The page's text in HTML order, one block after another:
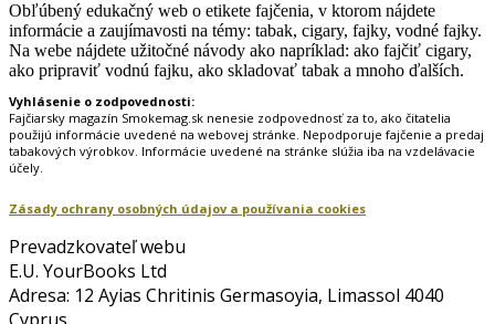
Obľúbený edukačný web o etikete fajčenia, v ktorom nájdete
informácie a zaujímavosti na témy: tabak, cigary, fajky, vodné fajky.
Na webe nájdete užitočné návody ako napríklad: ako fajčiť cigary,
ako pripraviť vodnú fajku, ako skladovať tabak a mnoho ďalších.
Vyhlásenie o zodpovednosti:
Fajčiarsky magazín Smokemag.sk nenesie zodpovednosť za to, ako čitatelia
použijú informácie uvedené na webovej stránke. Nepodporuje fajčenie a predaj
tabakových výrobkov. Informácie uvedené na stránke slúžia iba na vzdelávacie
účely.
Zásady ochrany osobných údajov a používania cookies
Prevadzkovateľ webu
E.U. YourBooks Ltd
Adresa: 12 Ayias Chritinis Germasoyia, Limassol 4040